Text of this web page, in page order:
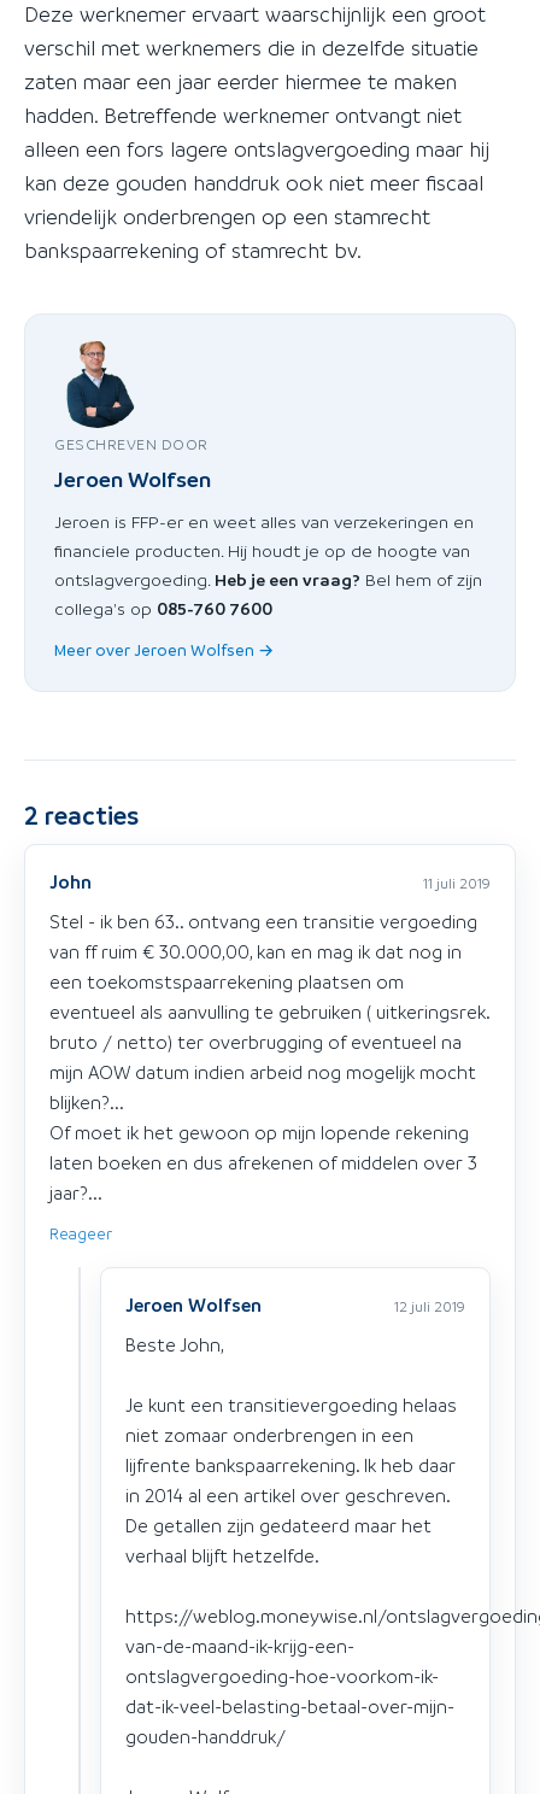
Deze werknemer ervaart waarschijnlijk een groot
verschil met werknemers die in dezelfde situatie
zaten maar een jaar eerder hiermee te maken
hadden. Betreffende werknemer ontvangt niet
alleen een fors lagere ontslagvergoeding maar hij
kan deze gouden handdruk ook niet meer fiscaal
vriendelijk onderbrengen op een stamrecht
bankspaarrekening of stamrecht bv.
GESCHREVEN DOOR
Jeroen Wolfsen
Jeroen is FFP-er en weet alles van verzekeringen en
financiele producten. Hij houdt je op de hoogte van
ontslagvergoeding. Heb je een vraag? Bel hem of zijn
collega's op 085-760 7600
Meer over Jeroen Wolfsen →
2 reacties
John 11 juli 2019
Stel - ik ben 63.. ontvang een transitie vergoeding
van ff ruim € 30.000,00, kan en mag ik dat nog in
een toekomstspaarrekening plaatsen om
eventueel als aanvulling te gebruiken ( uitkeringsrek.
bruto / netto) ter overbrugging of eventueel na
mijn AOW datum indien arbeid nog mogelijk mocht
blijken?...
Of moet ik het gewoon op mijn lopende rekening
laten boeken en dus afrekenen of middelen over 3
jaar?...
Reageer
Jeroen Wolfsen 12 juli 2019
Beste John,
Je kunt een transitievergoeding helaas
niet zomaar onderbrengen in een
lijfrente bankspaarrekening. Ik heb daar
in 2014 al een artikel over geschreven.
De getallen zijn gedateerd maar het
verhaal blijft hetzelfde.
https://weblog.moneywise.nl/
van-de-maand-ik-krijg-een-
ontslagvergoeding-hoe-voorkom-ik-
dat-ik-veel-belasting-betaal-over-mijn-
gouden-handdruk/